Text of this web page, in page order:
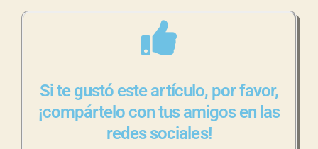
Si te gustó este artículo, por favor,
¡compártelo con tus amigos en las
redes sociales!